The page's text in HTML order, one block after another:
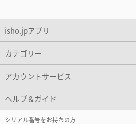
isho.jpアプリ
カテゴリー
アカウントサービス
ヘルプ＆ガイド
シリアル番号をお持ちの方